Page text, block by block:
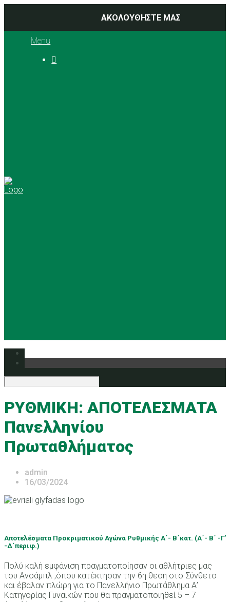
ΑΚΟΛΟΥΘΗΣΤΕ ΜΑΣ
Menu

ΡΥΘΜΙΚΗ: ΑΠΟΤΕΛΕΣΜΑΤΑ
Πανελληνίου
Πρωταθλήματος
admin
16/03/2024
Αποτελέσματα Προκριματικού Αγώνα Ρυθμικής Α΄- Β΄κατ. (Α΄- Β΄ -Γ’
-Δ΄περιφ.)
Πολύ καλή εμφάνιση πραγματοποίησαν οι αθλήτριες μας
του Ανσάμπλ ,όπου κατέκτησαν την 6η θεση στο Σύνθετο
και έβαλαν πλώρη για το Πανελλήνιο Πρωτάθλημα Α’
Κατηγορίας Γυναικών που θα πραγματοποιηθεί 5 – 7